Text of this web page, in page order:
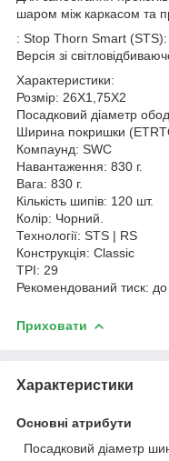
шаром між каркасом та
: Stop Thorn Smart
Версія зі
Характеристики:
Розмір: 26Х1,75Х2
Посадковий діаметр
Ширина покришки
Компаунд: SWC
Навантаження: 830 г.
Вага: 830 г.
Кількість шипів: 120 шт.
Колір: Чорний.
Технології: STS | RS
Конструкція: Classic
TPI: 29
Рекомендований тиск: до
Приховати
Характеристики
Основні атрибути
Посадковий діаметр